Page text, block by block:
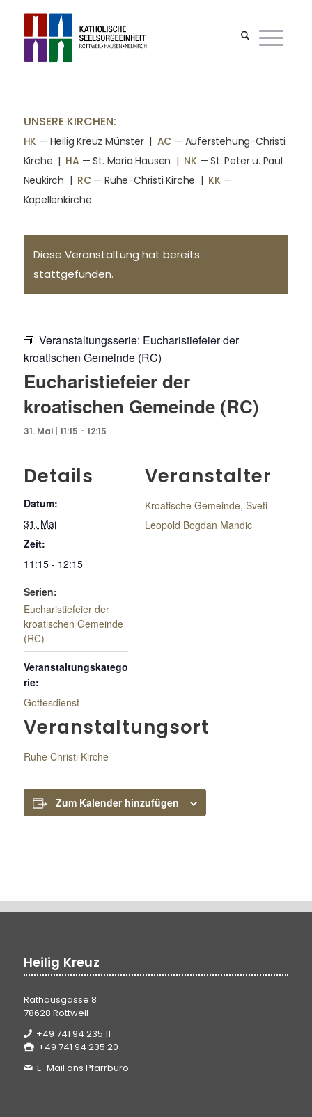
UNSERE KIRCHEN:
HK — Heilig Kreuz Münster | AC — Auferstehung-Christi
Kirche | HA — St. Maria Hausen | NK— St. Peter u. Paul
Neukirch | RC— Ruhe-Christi Kirche | KK—
Kapellenkirche
Diese Veranstaltung hat bereits
stattgefunden.
Veranstaltungsserie: Eucharistiefeier der
kroatischen Gemeinde (RC)
Eucharistiefeier der
kroatischen Gemeinde (RC)
31. Mai | 11:15 - 12:15
Details
Datum:
31. Mai
Zeit:
11:15 - 12:15
Serien:
Eucharistiefeier der
kroatischen Gemeinde
(RC)
Veranstaltungskatego
rie:
Gottesdienst
Veranstaltungsort
Ruhe Christi Kirche
Veranstalter
Kroatische Gemeinde, Sveti
Leopold Bogdan Mandic
Zum Kalender hinzufügen
Heilig Kreuz
Rathausgasse 8
78628 Rottweil
+49 741 94 235 11
+49 741 94 235 20
E-Mail ans Pfarrbüro